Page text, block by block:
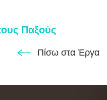
Παξούς
Πίσω στα Έργα